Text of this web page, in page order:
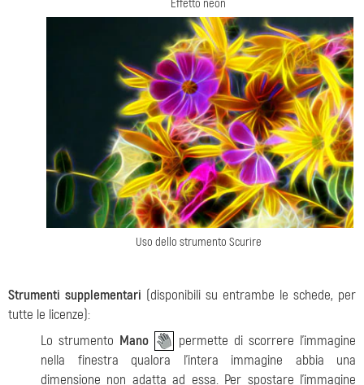
Effetto neon
Uso dello strumento Scurire
Strumenti supplementari (disponibili su entrambe le schede, per
tutte le licenze):
Lo strumento Mano
permette di scorrere l'immagine
nella finestra qualora l'intera immagine abbia una
dimensione non adatta ad essa. Per spostare l'immagine